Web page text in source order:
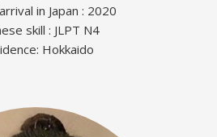
in Japan : 2020
skill : JLPT N4
Hokkaido